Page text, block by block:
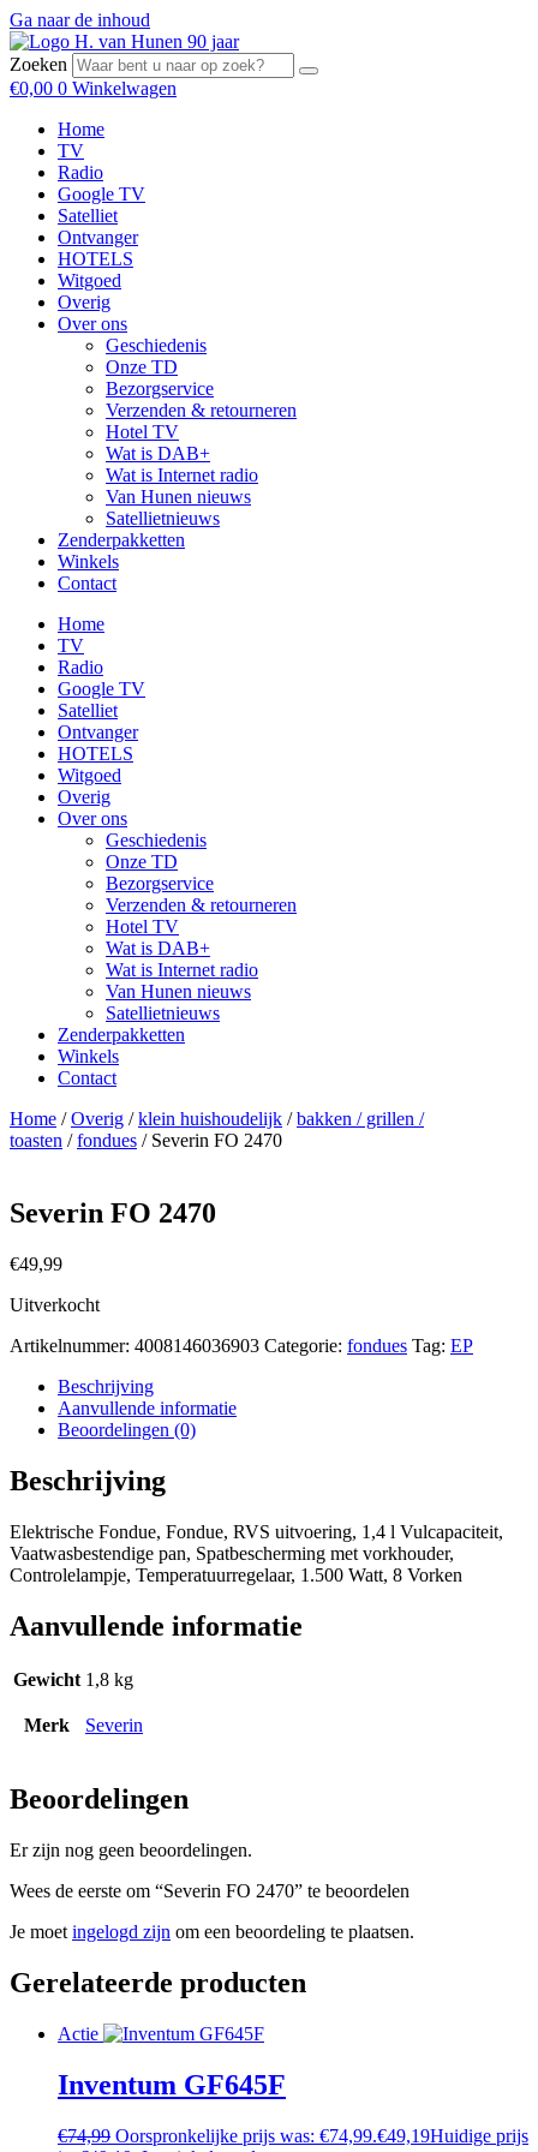
Ga naar de inhoud
Zoeken
€0,00 0 Winkelwagen
Home
TV
Radio
Google TV
Satelliet
Ontvanger
HOTELS
Witgoed
Overig
Over ons
Geschiedenis
Onze TD
Bezorgservice
Verzenden & retourneren
Hotel TV
Wat is DAB+
Wat is Internet radio
Van Hunen nieuws
Satellietnieuws
Zenderpakketten
Winkels
Contact
Home
TV
Radio
Google TV
Satelliet
Ontvanger
HOTELS
Witgoed
Overig
Over ons
Geschiedenis
Onze TD
Bezorgservice
Verzenden & retourneren
Hotel TV
Wat is DAB+
Wat is Internet radio
Van Hunen nieuws
Satellietnieuws
Zenderpakketten
Winkels
Contact
Home /Overig /klein huishoudelijk /bakken / grillen /
toasten /fondues / Severin FO 2470
Severin FO 2470
€49,99
Uitverkocht
Artikelnummer: 4008146036903 Categorie: fondues Tag: EP
Beschrijving
Aanvullende informatie
Beoordelingen (0)
Beschrijving
Elektrische Fondue, Fondue, RVS uitvoering, 1,4 l Vulcapaciteit,
Vaatwasbestendige pan, Spatbescherming met vorkhouder,
Controlelampje, Temperatuurregelaar, 1.500 Watt, 8 Vorken
Aanvullende informatie
Gewicht 1,8 kg
Merk Severin
Beoordelingen
Er zijn nog geen beoordelingen.
Wees de eerste om “Severin FO 2470” te beoordelen
Je moet ingelogd zijn om een beoordeling te plaatsen.
Gerelateerde producten
Actie
Inventum GF645F
€74,99 Oorspronkelijke prijs was: €74,99.€49,19Huidige prijs